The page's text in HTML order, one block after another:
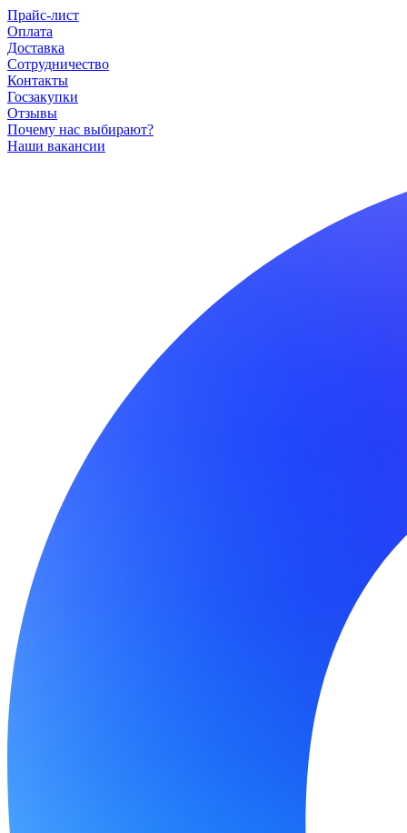
Прайс-лист
Оплата
Доставка
Сотрудничество
Контакты
Госзакупки
Отзывы
Почему нас выбирают?
Наши вакансии